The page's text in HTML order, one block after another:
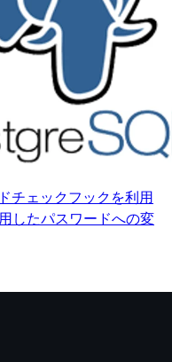
チェックフックを利用
したパスワードへの変